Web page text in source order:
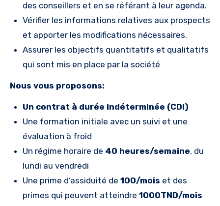
des conseillers et en se référant à leur agenda.
Vérifier les informations relatives aux prospects
et apporter les modifications nécessaires.
Assurer les objectifs quantitatifs et qualitatifs
qui sont mis en place par la société
Nous vous proposons:
Un contrat à durée indéterminée (CDI)
Une formation initiale avec un suivi et une
évaluation à froid
Un régime horaire de 40 heures/semaine, du
lundi au vendredi
Une prime d’assiduité de 100/mois et des
primes qui peuvent atteindre 1000TND/mois